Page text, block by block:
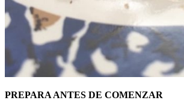
PREPARA ANTES DE COMENZAR